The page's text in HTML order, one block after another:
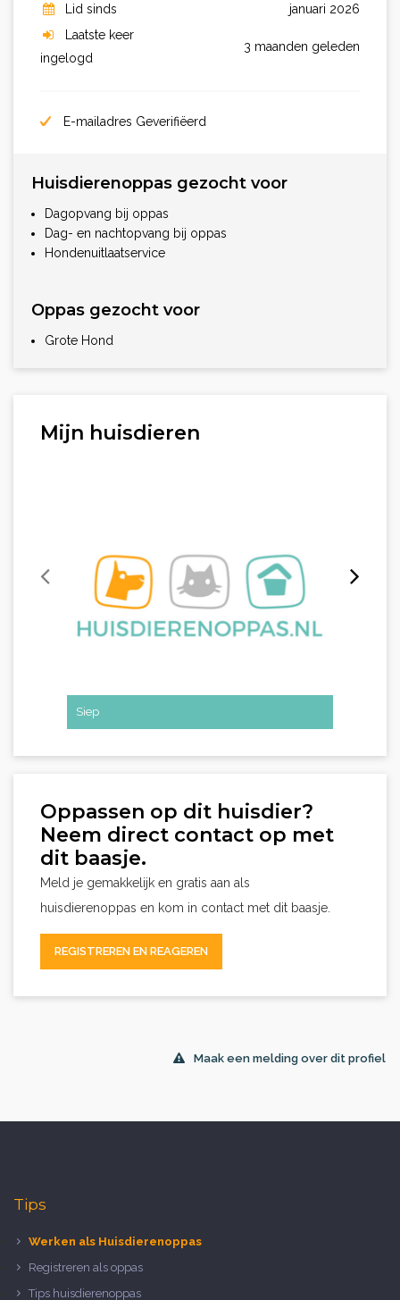
Lid sinds
januari 2026
Laatste keer
ingelogd
3 maanden geleden
E-mailadres Geverifiëerd
Huisdierenoppas gezocht voor
Dagopvang bij oppas
Dag- en nachtopvang bij oppas
Hondenuitlaatservice
Oppas gezocht voor
Grote Hond
Mijn huisdieren
Siep
Oppassen op dit huisdier?
Neem direct contact op met
dit baasje.
Meld je gemakkelijk en gratis aan als
huisdierenoppas en kom in contact met dit baasje.
REGISTREREN EN REAGEREN
Maak een melding over dit profiel
Tips
Werken als Huisdierenoppas
Registreren als oppas
Tips huisdierenoppas